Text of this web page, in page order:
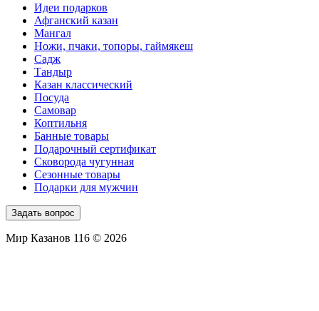
Идеи подарков
Афганский казан
Мангал
Ножи, пчаки, топоры, гаймякеш
Садж
Тандыр
Казан классический
Посуда
Самовар
Коптильня
Банные товары
Подарочный сертификат
Сковорода чугунная
Сезонные товары
Подарки для мужчин
Задать вопрос
Мир Казанов 116 © 2026